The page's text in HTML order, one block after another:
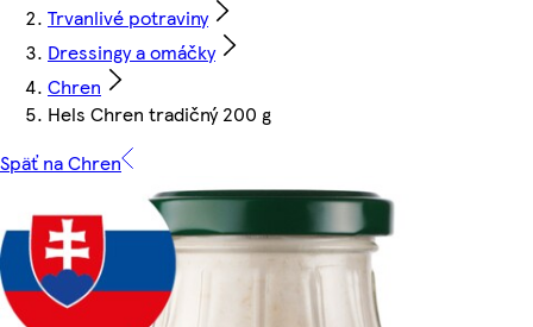
Trvanlivé potraviny
Dressingy a omáčky
Chren
Hels Chren tradičný 200 g
Späť na Chren